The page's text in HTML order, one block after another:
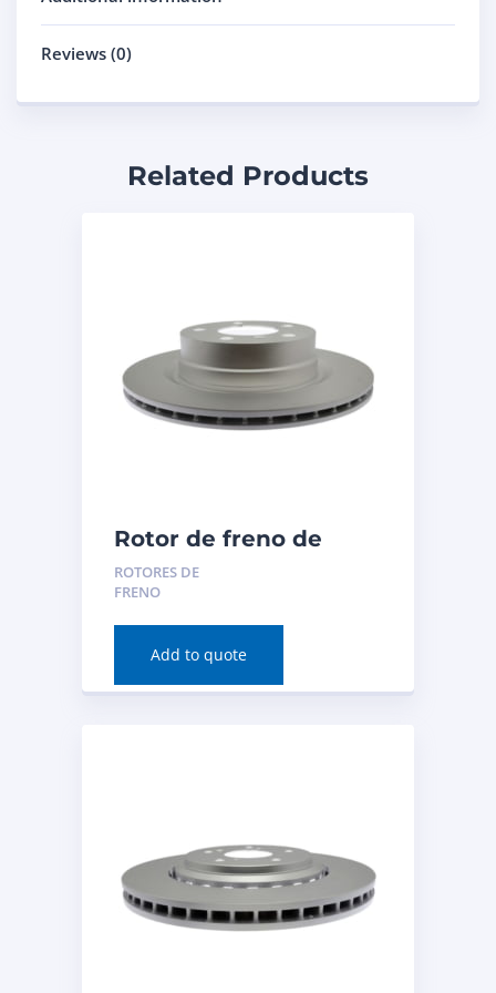
Reviews (0)
Related Products
Rotor de freno de
disco (trasero) para
BMW 230i 2020
ROTORES DE
FRENO
Add to quote